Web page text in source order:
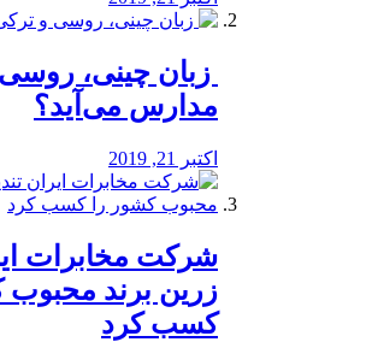
زبان چینی،
مدارس می‌آید؟
اکتبر 21, 2019
شرکت مخابرات
زرین برند محبوب
کسب کرد